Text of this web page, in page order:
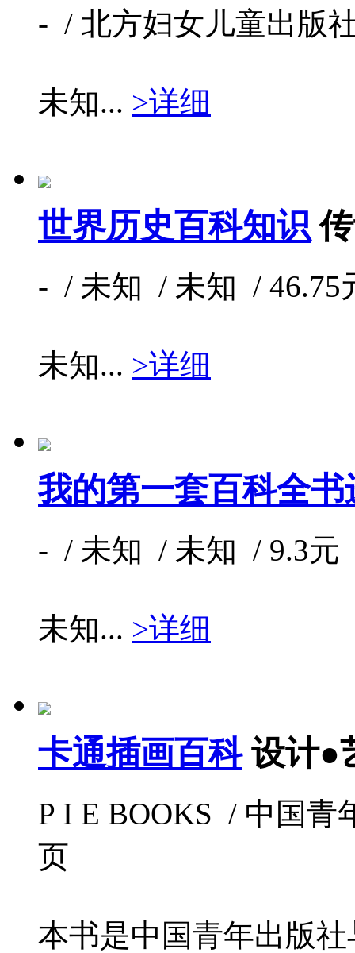
- / 北方妇女儿童出版
未知... >详细
世界历史百科知识
- / 未知 / 未知 / 46.75
未知... >详细
我的第一套百科全
- / 未知 / 未知 / 9.3元
未知... >详细
卡通插画百科 设计●
P I E BOOKS / 中国
页
本书是中国青年出版